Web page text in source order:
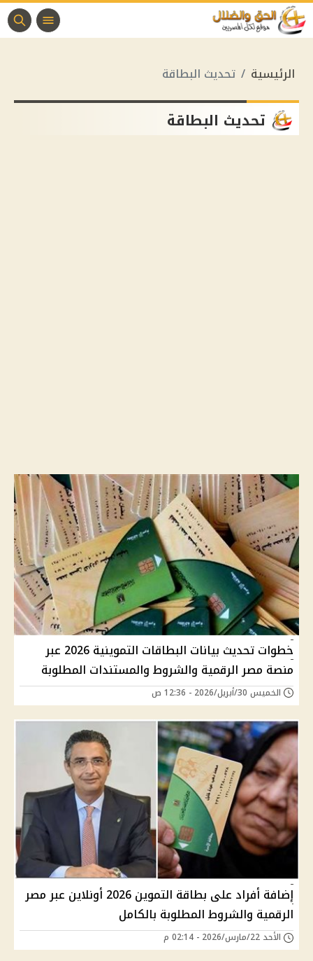
الرئيسية تحديث البطاقة
تحديث البطاقة
خطوات تحديث بيانات البطاقات التموينية 2026 عبر
منصة مصر الرقمية والشروط والمستندات المطلوبة
الخميس 30/أبريل/2026 - 12:36 ص
إضافة أفراد على بطاقة التموين 2026 أونلاين عبر مصر
الرقمية والشروط المطلوبة بالكامل
الأحد 22/مارس/2026 - 02:14 م